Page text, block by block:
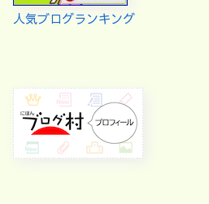
人気ブログランキング